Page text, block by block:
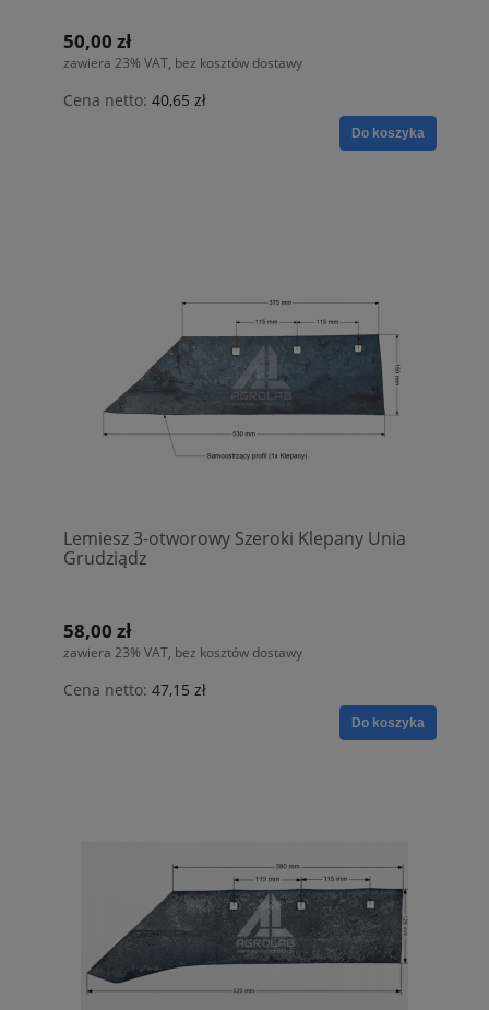
50,00 zł
zawiera 23% VAT, bez kosztów dostawy
Cena netto: 40,65 zł
Do koszyka
Lemiesz 3-otworowy Szeroki Klepany Unia
Grudziądz
58,00 zł
zawiera 23% VAT, bez kosztów dostawy
Cena netto: 47,15 zł
Do koszyka